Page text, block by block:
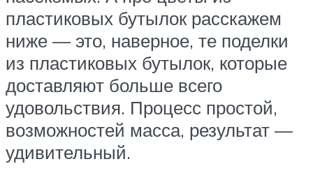
пластиковых бутылок расскажем
ниже — это, наверное, те поделки
из пластиковых бутылок, которые
доставляют больше всего
удовольствия. Процесс простой,
возможностей масса, результат —
удивительный.